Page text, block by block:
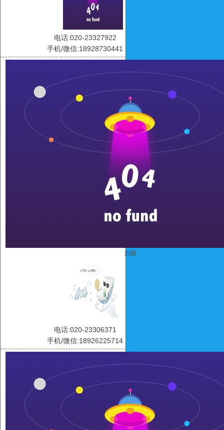
电话:020-23327922
手机/微信:18928730441
刘田
电话:020-23306371
手机/微信:18926225714